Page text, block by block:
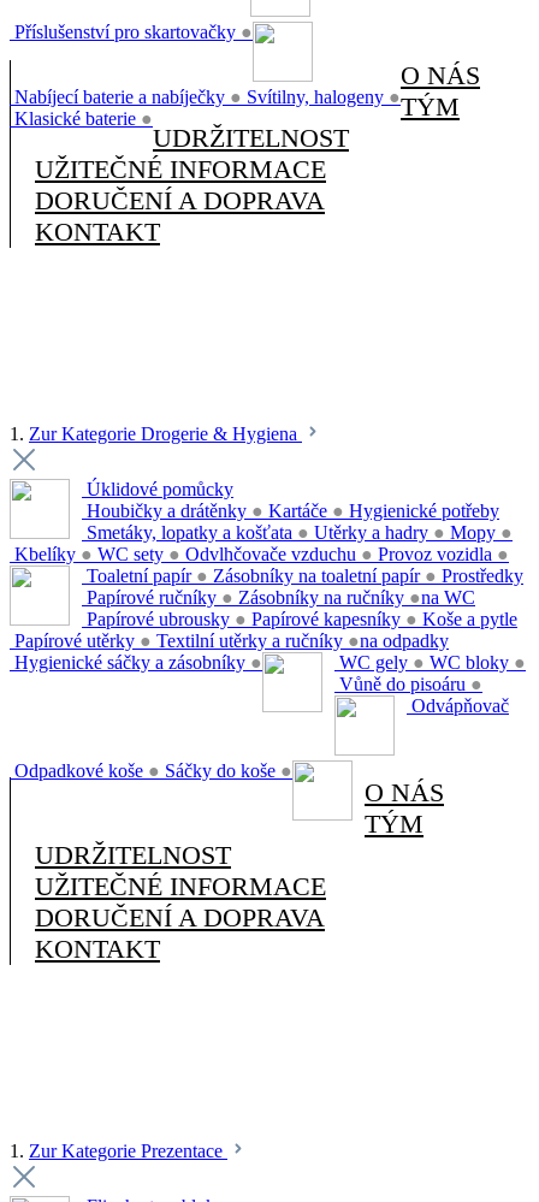
Příslušenství pro skartovačky ●
Nabíjecí baterie a nabíječky ● Svítilny, halogeny ●
Klasické baterie ●
O NÁS
TÝM
UDRŽITELNOST
UŽITEČNÉ INFORMACE
DORUČENÍ A DOPRAVA
KONTAKT
1. Zur Kategorie Drogerie & Hygiena
Úklidové pomůcky
Houbičky a drátěnky ● Kartáče ●
Smetáky, lopatky a košťata ● Utěrky a hadry ● Mopy ●
Kbelíky ● WC sety ● Odvlhčovače vzduchu ● Provoz vozidla ●
Hygienické potřeby
Toaletní papír ● Zásobníky na toaletní papír ●
Papírové ručníky ● Zásobníky na ručníky ●
Papírové ubrousky ● Papírové kapesníky ●
Papírové utěrky ● Textilní utěrky a ručníky ●
Hygienické sáčky a zásobníky ●
Prostředky
na WC
WC gely ● WC bloky ●
Vůně do pisoáru ●
Koše a pytle
na odpadky
Odpadkové koše ● Sáčky do koše ●
Odvápňovač
O NÁS
TÝM
UDRŽITELNOST
UŽITEČNÉ INFORMACE
DORUČENÍ A DOPRAVA
KONTAKT
1. Zur Kategorie Prezentace